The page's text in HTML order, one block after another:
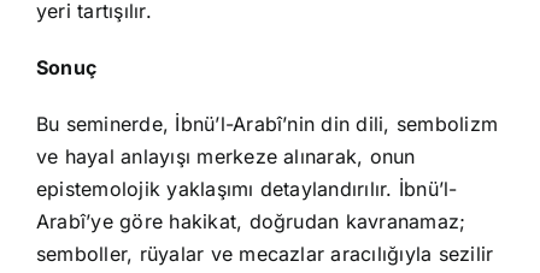
yeri tartışılır.
Sonuç
Bu seminerde, İbnü’l-Arabî’nin din dili, sembolizm
ve hayal anlayışı merkeze alınarak, onun
epistemolojik yaklaşımı detaylandırılır. İbnü’l-
Arabî’ye göre hakikat, doğrudan kavranamaz;
semboller, rüyalar ve mecazlar aracılığıyla sezilir